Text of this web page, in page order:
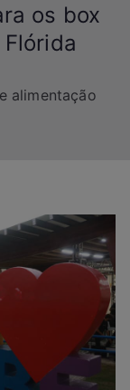
os box
alimentação